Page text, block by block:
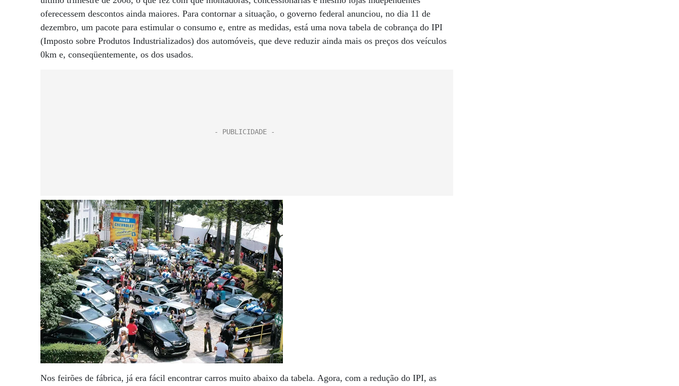
oferecessem descontos ainda maiores. Para contornar a situação, o governo federal anunciou, no dia 11 de
dezembro, um pacote para estimular o consumo e, entre as medidas, está uma nova tabela de cobrança do IPI
(Imposto sobre Produtos Industrializados) dos automóveis, que deve reduzir ainda mais os preços dos veículos
0km e, conseqüentemente, os dos usados.
Nos feirões de fábrica, já era fácil encontrar carros muito abaixo da tabela. Agora, com a redução do IPI, as